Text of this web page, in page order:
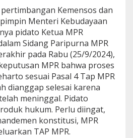
Kemensos dan
Menteri Kebudayaan
pidato Ketua MPR
Sidang Paripurna MPR
pada Rabu (25/9/2024),
MPR bahwa proses
sesuai Pasal 4 Tap MPR
dianggap selesai karena
meninggal. Pidato
hukum. Perlu diingat,
konstitusi, MPR
TAP MPR.